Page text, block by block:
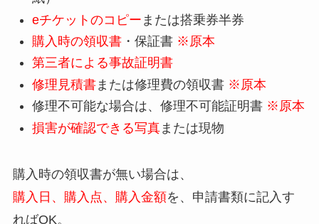
eチケットのコピー または搭乗券半券
購入時の領収書・保証書 ※原本
第三者による事故証明書
修理見積書または修理費の領収書 ※原本
修理不可能な場合は、修理不可能証明書 ※原本
損害が確認できる写真または現物
購入時の領収書が無い場合は、
購入日、購入点、購入金額を、申請書類に記入す
ればOK。